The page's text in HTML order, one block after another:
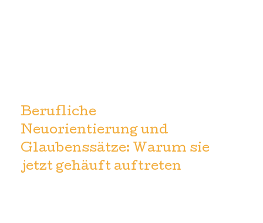
Berufliche
Neuorientierung und
Glaubenssätze: Warum sie
jetzt gehäuft auftreten